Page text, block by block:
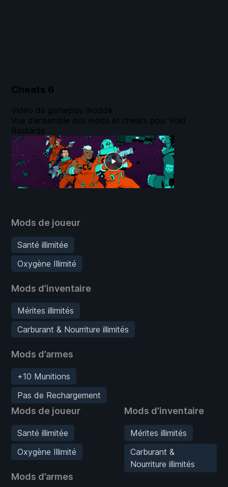
Cheats 6
Mods de joueur
Santé illimitée
Oxygène Illimité
Mods d’inventaire
Mérites illimités
Carburant & Nourriture illimités
Mods d’armes
+10 Munitions
Pas de Rechargement
Mods de joueur
Santé illimitée
Oxygène Illimité
Mods d’armes
Mods d’inventaire
Mérites illimités
Carburant &
Nourriture illimités
Vidéo de gameplay moddé
Vue d’ensemble des mods et cheats pour Void
Bastards